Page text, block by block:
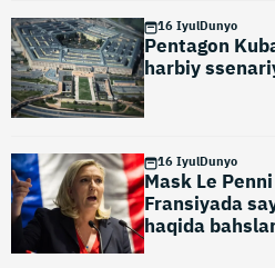
16 IyulDunyo
Pentagon
harbiy
16 IyulDunyo
Mask Le
Fransiyada
haqida